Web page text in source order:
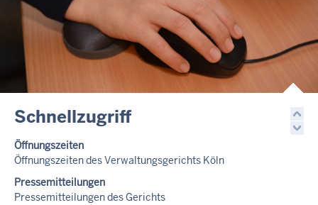
Schnellzugriff
Öffnungszeiten
Öffnungszeiten des Verwaltungsgerichts Köln
Pressemitteilungen
Pressemitteilungen des Gerichts